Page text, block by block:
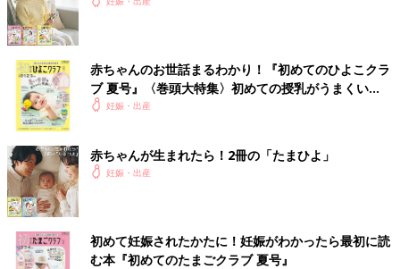
赤ちゃんのお世話まるわかり！『初めてのひよこクラ
ブ 夏号』〈巻頭大特集〉初めての授乳がうまくい
く！ おっぱい・ミルクの基本と夏のトラブル 解決テ
妊娠・出産
赤ちゃんが生まれたら！2冊の「たまひよ」
妊娠・出産
初めて妊娠されたかたに！妊娠がわかったら最初に読
む本『初めてのたまごクラブ 夏号』